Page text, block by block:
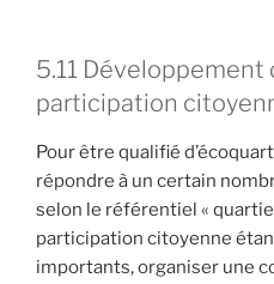
5.11
participation
Pour être qualifié
répondre à un certain
selon le référentiel «
participation citoyenne
importants, organiser une